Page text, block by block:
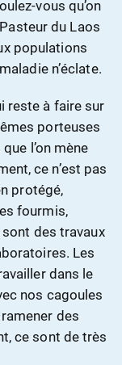
vous qu’on
du Laos
populations
n’éclate.
reste à faire sur
porteuses
l’on mène
ce n’est pas
protégé,
fourmis,
sont des travaux
Les
dans le
nos cagoules
des
ce sont de très